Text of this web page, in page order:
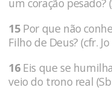
15 Por que não
Filho de Deus? (cfr. Jo
16 Eis que se
veio do trono real